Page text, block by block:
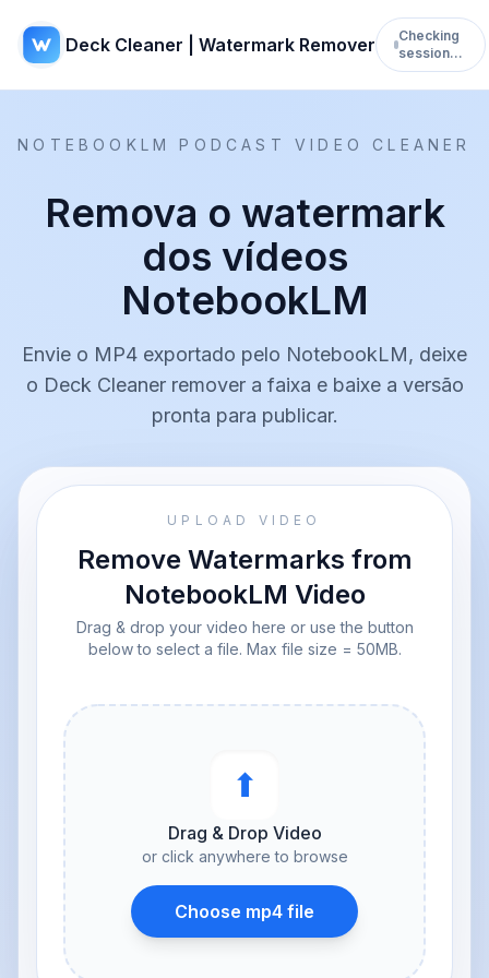
Deck Cleaner | Watermark Remover
Checking
session…
NOTEBOOKLM PODCAST VIDEO CLEANER
Remova o watermark
dos vídeos
NotebookLM
Envie o MP4 exportado pelo NotebookLM, deixe
o Deck Cleaner remover a faixa e baixe a versão
pronta para publicar.
UPLOAD VIDEO
Remove Watermarks from
NotebookLM Video
Drag & drop your video here or use the button
below to select a file. Max file size = 50MB.
⬆︎
Drag & Drop Video
or click anywhere to browse
Choose mp4 file